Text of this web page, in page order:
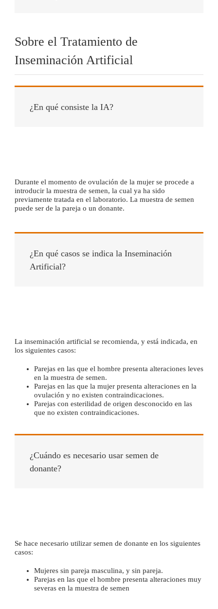
Sobre el Tratamiento de
Inseminación Artificial
¿En qué consiste la IA?
Durante el momento de ovulación de la mujer se procede a
introducir la muestra de semen, la cual ya ha sido
previamente tratada en el laboratorio. La muestra de semen
puede ser de la pareja o un donante.
¿En qué casos se indica la Inseminación
Artificial?
La inseminación artificial se recomienda, y está indicada, en
los siguientes casos:
Parejas en las que el hombre presenta alteraciones leves
en la muestra de semen.
Parejas en las que la mujer presenta alteraciones en la
ovulación y no existen contraindicaciones.
Parejas con esterilidad de origen desconocido en las
que no existen contraindicaciones.
¿Cuándo es necesario usar semen de
donante?
Se hace necesario utilizar semen de donante en los siguientes
casos:
Mujeres sin pareja masculina, y sin pareja.
Parejas en las que el hombre presenta alteraciones muy
severas en la muestra de semen